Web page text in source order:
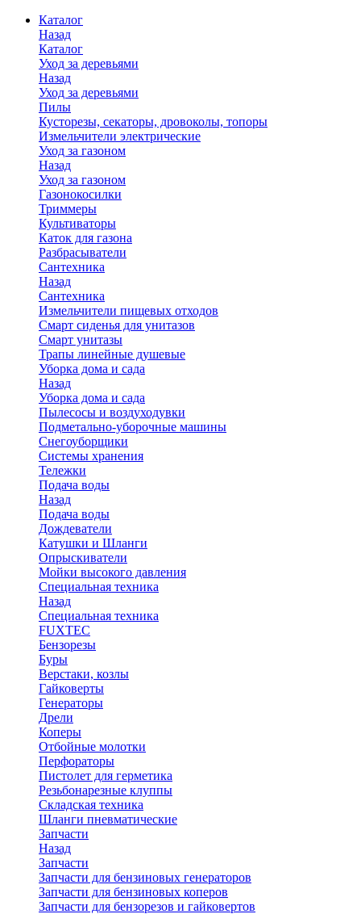
Каталог
Назад
Каталог
Уход за деревьями
Назад
Уход за деревьями
Пилы
Кусторезы, секаторы, дровоколы, топоры
Измельчители электрические
Уход за газоном
Назад
Уход за газоном
Газонокосилки
Триммеры
Культиваторы
Каток для газона
Разбрасыватели
Сантехника
Назад
Сантехника
Измельчители пищевых отходов
Смарт сиденья для унитазов
Смарт унитазы
Трапы линейные душевые
Уборка дома и сада
Назад
Уборка дома и сада
Пылесосы и воздуходувки
Подметально-уборочные машины
Снегоуборщики
Системы хранения
Тележки
Подача воды
Назад
Подача воды
Дождеватели
Катушки и Шланги
Опрыскиватели
Мойки высокого давления
Специальная техника
Назад
Специальная техника
FUXTEC
Бензорезы
Буры
Верстаки, козлы
Гайковерты
Генераторы
Дрели
Коперы
Отбойные молотки
Перфораторы
Пистолет для герметика
Резьбонарезные клуппы
Складская техника
Шланги пневматические
Запчасти
Назад
Запчасти
Запчасти для бензиновых генераторов
Запчасти для бензиновых коперов
Запчасти для бензорезов и гайковертов